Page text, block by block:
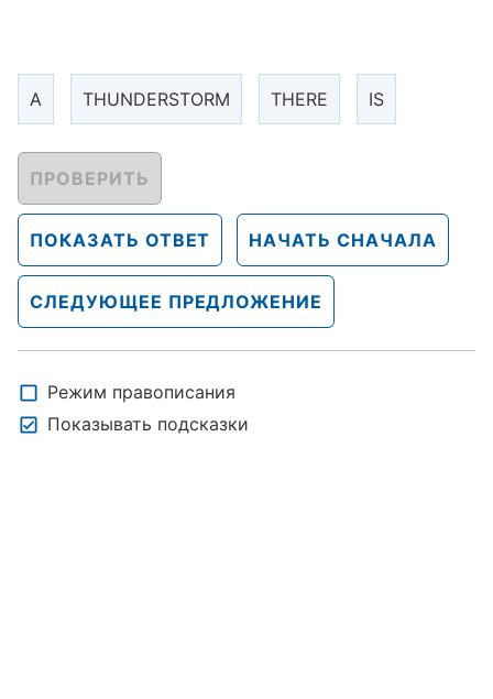
A THUNDERSTORM THERE IS
ПРОВЕРИТЬ
ПОКАЗАТЬ ОТВЕТ НАЧАТЬ СНАЧАЛА
СЛЕДУЮЩЕЕ ПРЕДЛОЖЕНИЕ
Режим правописания
Показывать подсказки